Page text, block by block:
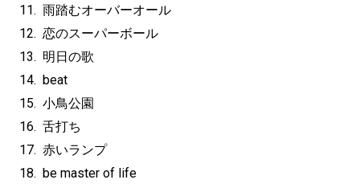
11. 雨踏むオーバーオール
12. 恋のスーパーボール
13. 明日の歌
14. beat
15. 小鳥公園
16. 舌打ち
17. 赤いランプ
18. be master of life